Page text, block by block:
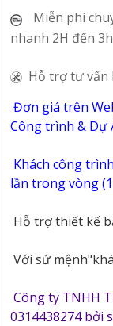
Miễn phí
nhanh 2H đến
Hỗ trợ tư vấn
Đơn giá trên
Công trình & Dự
Khách công
lần trong vòng
Hỗ trợ thiết kế
Với sứ
Công ty TNHH
0314438274 bởi